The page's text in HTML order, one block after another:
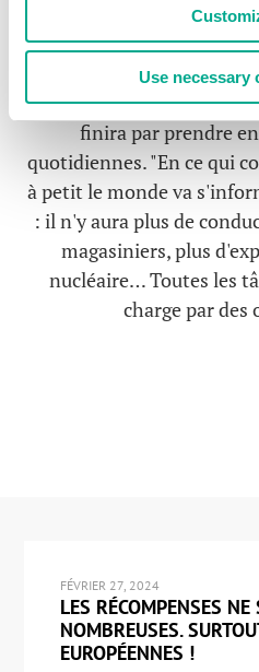
Use necessary
Forbes,
Quand il s'agit du monde
pense que la technologie
finira par prendre
quotidiennes. "En ce qui
à petit le monde va
: il n'y aura plus de
magasiniers, plus
nucléaire… Toutes les
charge par des
FÉVRIER 27, 2024
LES RÉCOMPENSES
NOMBREUSES.
EUROPÉENNES !